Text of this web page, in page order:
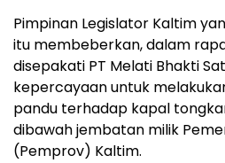
Pimpinan Legislator Kaltim
itu membeberkan, dalam
disepakati PT Melati Bhakti
kepercayaan untuk
pandu terhadap kapal
dibawah jembatan milik
(Pemprov) Kaltim.